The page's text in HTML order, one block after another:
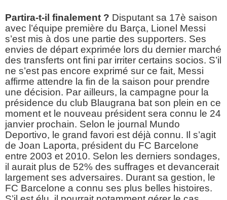
Partira-t-il finalement ? Disputant sa 17è saison
avec l’équipe première du Barça, Lionel Messi
s’est mis à dos une partie des supporters. Ses
envies de départ exprimée lors du dernier marché
des transferts ont fini par irriter certains socios. S’il
ne s’est pas encore exprimé sur ce fait, Messi
affirme attendre la fin de la saison pour prendre
une décision. Par ailleurs, la campagne pour la
présidence du club Blaugrana bat son plein en ce
moment et le nouveau président sera connu le 24
janvier prochain. Selon le journal Mundo
Deportivo, le grand favori est déjà connu. Il s’agit
de Joan Laporta, président du FC Barcelone
entre 2003 et 2010. Selon les derniers sondages,
il aurait plus de 52% des suffrages et devancerait
largement ses adversaires. Durant sa gestion, le
FC Barcelone a connu ses plus belles histoires.